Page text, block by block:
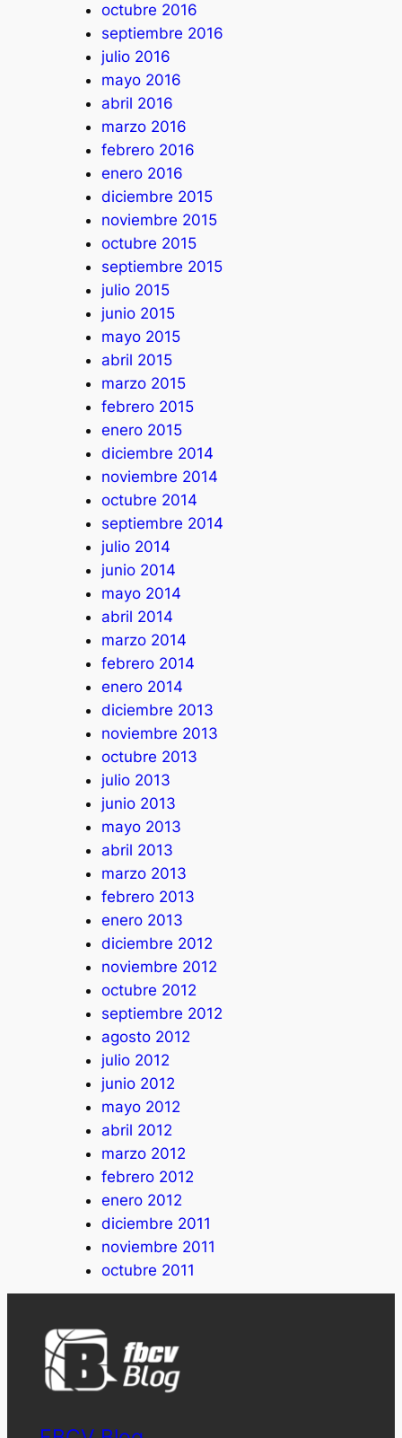
octubre 2016
septiembre 2016
julio 2016
mayo 2016
abril 2016
marzo 2016
febrero 2016
enero 2016
diciembre 2015
noviembre 2015
octubre 2015
septiembre 2015
julio 2015
junio 2015
mayo 2015
abril 2015
marzo 2015
febrero 2015
enero 2015
diciembre 2014
noviembre 2014
octubre 2014
septiembre 2014
julio 2014
junio 2014
mayo 2014
abril 2014
marzo 2014
febrero 2014
enero 2014
diciembre 2013
noviembre 2013
octubre 2013
julio 2013
junio 2013
mayo 2013
abril 2013
marzo 2013
febrero 2013
enero 2013
diciembre 2012
noviembre 2012
octubre 2012
septiembre 2012
agosto 2012
julio 2012
junio 2012
mayo 2012
abril 2012
marzo 2012
febrero 2012
enero 2012
diciembre 2011
noviembre 2011
octubre 2011